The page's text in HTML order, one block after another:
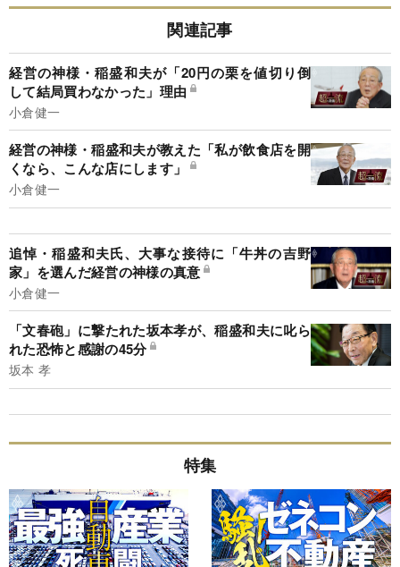
関連記事
経営の神様・稲盛和夫が「20円の栗を値切り倒
して結局買わなかった」理由
小倉健一
経営の神様・稲盛和夫が教えた「私が飲食店を開
くなら、こんな店にします」
小倉健一
追悼・稲盛和夫氏、大事な接待に「牛丼の吉野
家」を選んだ経営の神様の真意
小倉健一
「文春砲」に撃たれた坂本孝が、稲盛和夫に叱ら
れた恐怖と感謝の45分
坂本 孝
特集